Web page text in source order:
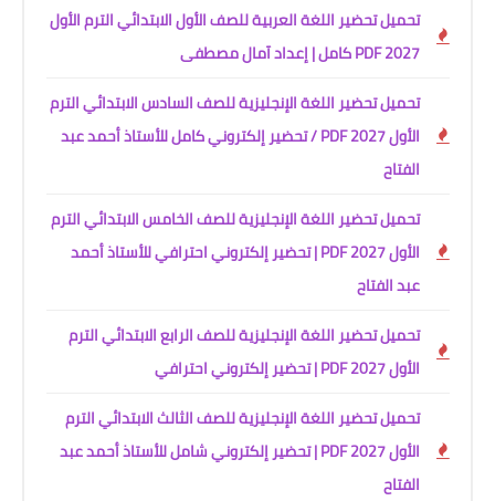
تحميل تحضير اللغة العربية للصف الأول الابتدائي الترم الأول
2027 PDF كامل | إعداد آمال مصطفى
تحميل تحضير اللغة الإنجليزية للصف السادس الابتدائي الترم
الأول 2027 PDF / تحضير إلكتروني كامل للأستاذ أحمد عبد
الفتاح
تحميل تحضير اللغة الإنجليزية للصف الخامس الابتدائي الترم
الأول 2027 PDF | تحضير إلكتروني احترافي للأستاذ أحمد
عبد الفتاح
تحميل تحضير اللغة الإنجليزية للصف الرابع الابتدائي الترم
الأول 2027 PDF | تحضير إلكتروني احترافي
تحميل تحضير اللغة الإنجليزية للصف الثالث الابتدائي الترم
الأول 2027 PDF | تحضير إلكتروني شامل للأستاذ أحمد عبد
الفتاح